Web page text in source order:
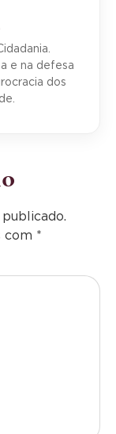
e na defesa
dos
com *